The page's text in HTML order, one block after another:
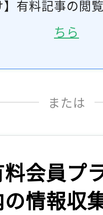
】有料記事の閲
ちら
または
会員プ
情報収